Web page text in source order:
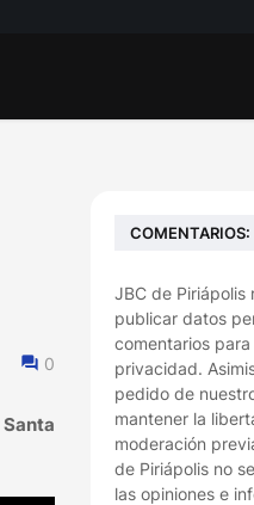
0
COMENTARIOS:
JBC de Piriápolis
publicar datos
comentarios
privacidad.
pedido de
mantener la
moderación
de Piriápolis no
las opiniones e